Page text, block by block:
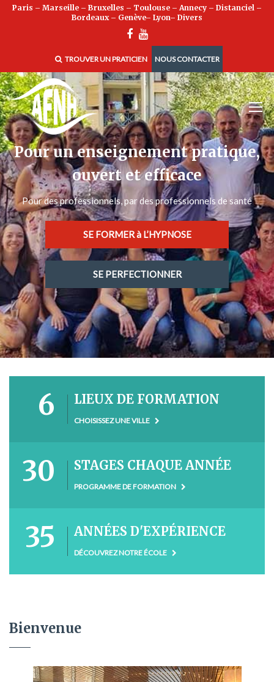
Paris – Marseille – Bruxelles – Toulouse – Annecy – Distanciel –
Bordeaux– Genève– Lyon– Divers
TROUVER UN PRATICIEN NOUS CONTACTER
Pour un enseignement pratique,
ouvert et efficace
Pour des professionnels, par des professionnels de santé
SE FORMER à L’HYPNOSE
SE PERFECTIONNER
6 LIEUX DE FORMATION
CHOISISSEZ UNE VILLE
30 STAGES CHAQUE ANNÉE
PROGRAMME DE FORMATION
35 ANNÉES D'EXPÉRIENCE
DÉCOUVREZ NOTRE ÉCOLE
Bienvenue